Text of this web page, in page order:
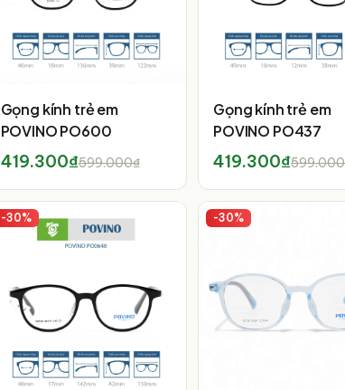
Gọng kính trẻ em
POVINO PO600
419.300₫599.000₫
Gọng kính trẻ em
POVINO PO437
419.300₫
-30% -30%